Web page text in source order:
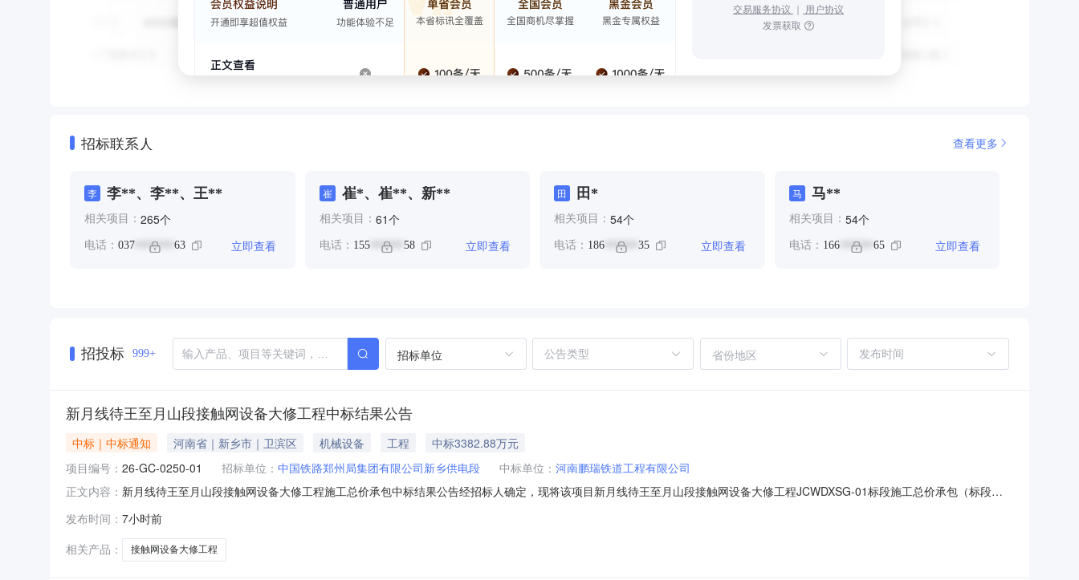
交易服务协议 ｜ 用户协议
发票获取
招标联系人 查看更多
李 李**、李**、王**
相关项目： 265个
电话： 037 ******* 63 立即查看
崔 崔*、崔**、新**
相关项目： 61个
电话： 155****** 58 立即查看
田 田*
相关项目： 54个
电话： 186 ****** 35 立即查看
马 马**
相关项目： 54个
电话： 166****** 65 立即查看
招投标 999+ 招标单位 省份地区
新月线待王至月山段接触网设备大修工程中标结果公告
中标｜中标通知 河南省｜新乡市｜卫滨区 机械设备 工程
中标3382.88万元
项目编号： 26-GC-0250-01 招标单位： 中国铁路郑州局集团有限公司新乡供电段 中标单位： 河南鹏瑞铁道工程有限公司
正文内容： 新月线待王至月山段接触网设备大修工程施工总价承包中标结果公告经招标人确定，现将该项目新月线待王至月山段接触网设备大修工程JCWDXSG-01标段施工总价承包（标段编
2026年07月29日其他内容/二、评委会成员评委会数量评委会成员名单7卞香菊、胡彪、胡鹏、毛文华、田龙、王庆辉、张惠敏三、中标结果标段编号26-GC-0250-01中标人河南鹏
瑞铁道工
发布时间： 7小时前
相关产品：
接触网设备大修工程